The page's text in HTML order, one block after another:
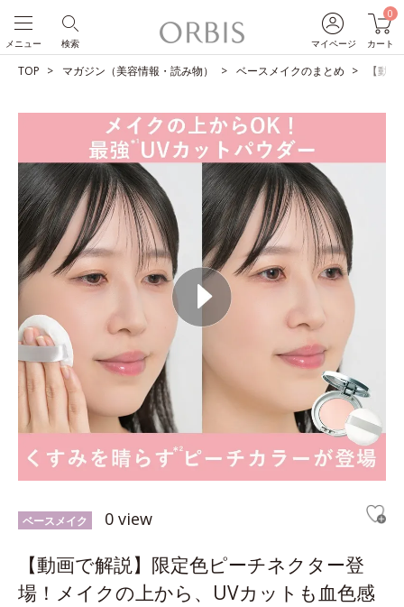
マイページ
0
カート
検索
メニュー
TOP マガジン（美容情報・読み物） ベースメイクのまとめ 【動
ベースメイク 0 view
【動画で解説】限定色ピーチネクター登
場！メイクの上から、UVカットも血色感